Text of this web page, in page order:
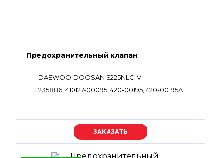
Предохранительный клапан
DAEWOO-DOOSAN S225NLC-V
235886, 410127-00095, 420-00195, 420-00195A
Уточняйте цену